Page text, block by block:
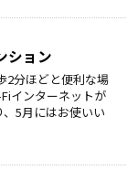
ション
2分ほどと便利な場
インターネットが
5月にはお使いい